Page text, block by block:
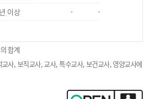
이상
- -
합계
사, 보직교사, 교사, 특수교사, 보건교사, 영양교사에